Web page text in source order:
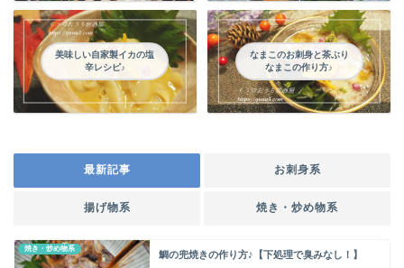
美味しい自家製イカの塩
辛レシピ♪
なまこのお刺身と茶ぶり
なまこの作り方♪
最新記事 お刺身系
揚げ物系 焼き・炒め物系
焼き・炒め物系
鯛の兜焼きの作り方♪【下処理で臭みなし！】